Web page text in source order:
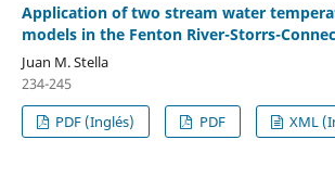
Application of two stream water
models in the Fenton River-Storrs-
Juan M. Stella
234-245
PDF (Inglés)
PDF XML